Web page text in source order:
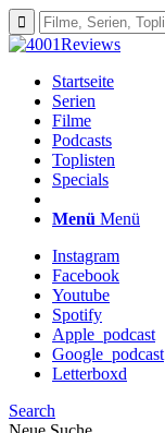
Startseite
Serien
Filme
Podcasts
Toplisten
Specials
Menü Menü
Instagram
Facebook
Youtube
Spotify
Apple_podcast
Google_podcast
Letterboxd
Search